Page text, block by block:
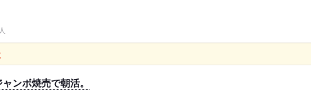
ンボ焼売で朝活。